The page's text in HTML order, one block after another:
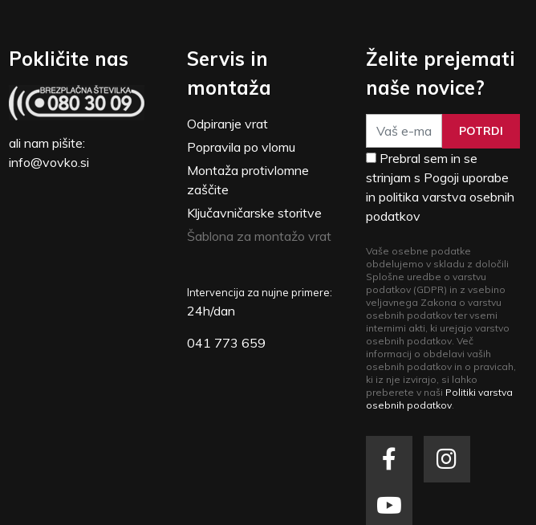
Pokličite nas
ali nam pišite:
info@vovko.si
Servis in
montaža
Odpiranje vrat
Popravila po vlomu
Montaža protivlomne
zaščite
Ključavničarske storitve
Šablona za montažo vrat
Intervencija za nujne primere:
24h/dan
041 773 659
Želite prejemati
naše novice?
POTRDI
Prebral sem in se
strinjam s Pogoji uporabe
in politika varstva osebnih
podatkov
Vaše osebne podatke
obdelujemo v skladu z določili
Splošne uredbe o varstvu
podatkov (GDPR) in z vsebino
veljavnega Zakona o varstvu
osebnih podatkov ter vsemi
internimi akti, ki urejajo varstvo
osebnih podatkov. Več
informacij o obdelavi vaših
osebnih podatkov in o pravicah,
ki iz nje izvirajo, si lahko
preberete v naši Politiki varstva
osebnih podatkov.